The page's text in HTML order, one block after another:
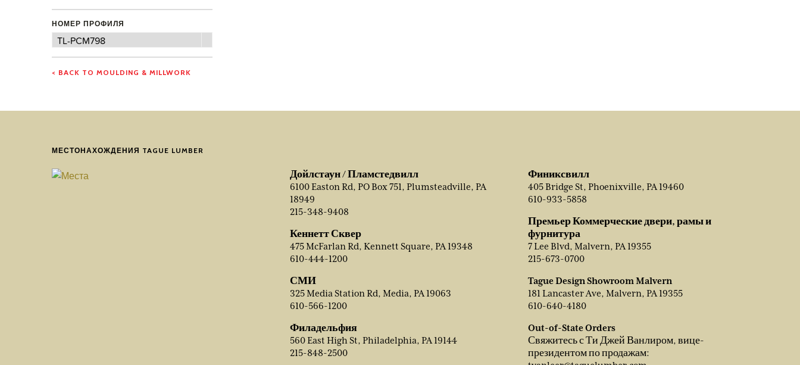
НОМЕР ПРОФИЛЯ
Номер
TL-PCM798
< BACK TO MOULDING & MILLWORK
МЕСТОНАХОЖДЕНИЯ TAGUE LUMBER
Дойлстаун / Пламстедвилл
6100 Easton Rd, PO Box 751, Plumsteadville, PA
18949
215-348-9408
Кеннетт Сквер
475 McFarlan Rd, Kennett Square, PA 19348
610-444-1200
СМИ
325 Media Station Rd, Media, PA 19063
610-566-1200
Филадельфия
560 East High St, Philadelphia, PA 19144
215-848-2500
Финиксвилл
405 Bridge St, Phoenixville, PA 19460
610-933-5858
Премьер Коммерческие двери, рамы и
фурнитура
7 Lee Blvd, Malvern, PA 19355
215-673-0700
Tague Design Showroom Malvern
181 Lancaster Ave, Malvern, PA 19355
610-640-4180
Out-of-State Orders
Свяжитесь с Ти Джей Ванлиром, вице-
президентом по продажам: